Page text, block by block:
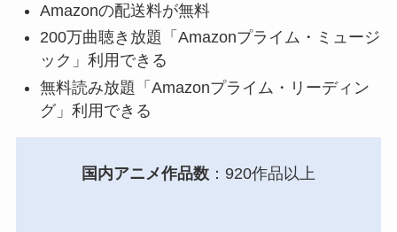
Amazonの配送料が無料
200万曲聴き放題「Amazonプライム・ミュージ
ック」利用できる
無料読み放題「Amazonプライム・リーディン
グ」利用できる
国内アニメ作品数 ：920作品以上